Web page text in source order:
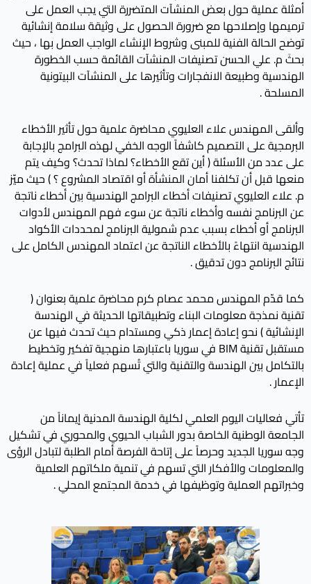
أمثلة عملية حول بعض المنشآت المتضررة التي يجب العمل على
ترميمها وإصلاحها مع ضرورة الحصول على وثيقة سلامة إنشائية
توضح الحالة الفنية للمبنى وشروط الإنشاء الواجب العمل بها ، حيث
بحثَ م. علي الحسن تصنيفات المنشآت القائمة حسب الخطورة
الهندسية وطبيعة الانفجارات وتأثيرها على المنشآت البيتونية
المسلحة .
وألقى المهندس علاء العليوي محاضرة علمية حول تأثير الأخطاء
البرمجية على التصميم كاشفاً الوجه الخفي لهذه البرامج بالإجابة
على عدد من الأسئلة ( أين تقع الأخطاء؟ لماذا تحدث؟ وكيف يتم
منعها قبل أن تكلفنا أمان المنشأة أو اقتصاد المشروع ؟ ) حيث ميّز
م. علاء العليوي تصنيفات أخطاء البرامج الهندسية بين أخطاء ناتجة
عن البرنامج نفسه وأخطاء ناتجة عن سوء فهم المهندس لأدوات
البرنامج أو أخطاء بسبب عدم شمولية البرنامج لمحددات الأكواد
الهندسية انتهاءً بالأخطاء الناتجة عن اعتماد المهندس الكامل على
نتائج البرنامج دون تدقيق .
كما قدّم المهندس محمد عصام كرم محاضرة علمية بعنوان (
تقنية نمذجة معلومات البناء وتطبيقاتها الحديثة في الهندسة
الإنشائية ) نحو إعادة إعمار ذكي ومستدام حيث تحدث فيها عن
مستقبل تقنية BIM في سوريا باعتبارها منهجية تفكير وتخطيط
بالتكامل بين الهندسة والتقنية والتي تُسهم فعلياً في عملية إعادة
الإعمار .
تأتي فعاليات اليوم العلمي لكلية الهندسة المدنية إيماناً من
الجامعة الوطنية الخاصة بدور الشباب الحيوي والمحوري في تشكيل
وجه سوريا الجديد وحرصاً على إتاحة الفرصة أمام الطلبة لتبادل الرؤى
والمعلومات والأفكار التي تسهم في تنمية ملكاتهم العلمية
وخبراتهم العملية وتوظيفها في خدمة المجتمع المحلي .